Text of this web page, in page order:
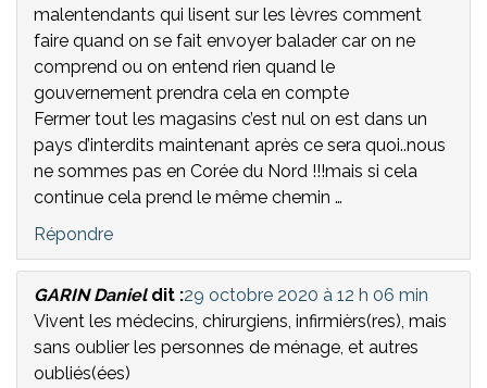
malentendants qui lisent sur les lèvres comment
faire quand on se fait envoyer balader car on ne
comprend ou on entend rien quand le
gouvernement prendra cela en compte
Fermer tout les magasins c’est nul on est dans un
pays d’interdits maintenant après ce sera quoi..nous
ne sommes pas en Corée du Nord !!!mais si cela
continue cela prend le même chemin …
Répondre
GARIN Daniel dit :29 octobre 2020 à 12 h 06 min
Vivent les médecins, chirurgiens, infirmièrs(res), mais
sans oublier les personnes de ménage, et autres
oubliés(ées)